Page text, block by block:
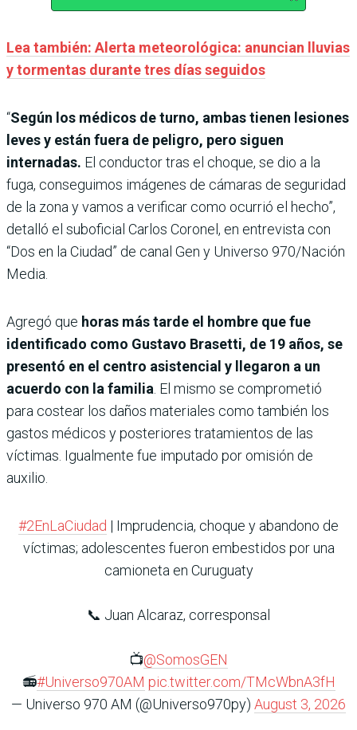
Lea también: Alerta meteorológica: anuncian lluvias
y tormentas durante tres días seguidos
“Según los médicos de turno, ambas tienen lesiones
leves y están fuera de peligro, pero siguen
internadas. El conductor tras el choque, se dio a la
fuga, conseguimos imágenes de cámaras de seguridad
de la zona y vamos a verificar como ocurrió el hecho”,
detalló el suboficial Carlos Coronel, en entrevista con
“Dos en la Ciudad” de canal Gen y Universo 970/Nación
Media.
Agregó que horas más tarde el hombre que fue
identificado como Gustavo Brasetti, de 19 años, se
presentó en el centro asistencial y llegaron a un
acuerdo con la familia. El mismo se comprometió
para costear los daños materiales como también los
gastos médicos y posteriores tratamientos de las
víctimas. Igualmente fue imputado por omisión de
auxilio.
#2EnLaCiudad | Imprudencia, choque y abandono de
víctimas; adolescentes fueron embestidos por una
camioneta en Curuguaty
📞 Juan Alcaraz, corresponsal
📺@SomosGEN
📻#Universo970AM pic.twitter.com/TMcWbnA3fH
— Universo 970 AM (@Universo970py) August 3, 2026